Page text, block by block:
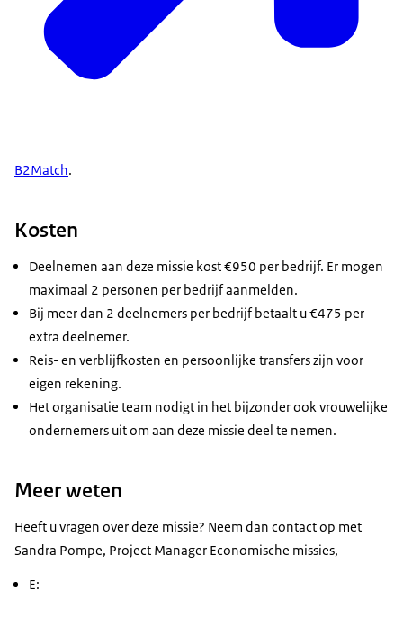
B2Match.
Kosten
Deelnemen aan deze missie kost €950 per bedrijf. Er mogen
maximaal 2 personen per bedrijf aanmelden.
Bij meer dan 2 deelnemers per bedrijf betaalt u €475 per
extra deelnemer.
Reis- en verblijfkosten en persoonlijke transfers zijn voor
eigen rekening.
Het organisatie team nodigt in het bijzonder ook vrouwelijke
ondernemers uit om aan deze missie deel te nemen.
Meer weten
Heeft u vragen over deze missie? Neem dan contact op met
Sandra Pompe, Project Manager Economische missies,
E: